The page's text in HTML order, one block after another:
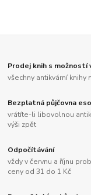
Prodej knih s možností
všechny antikvární
Bezplatná půjčovna
vrátíte-li libovolnou
výši zpět
Odpočítávání
vždy v červnu a říjnu
ceny od 31 do 1 Kč